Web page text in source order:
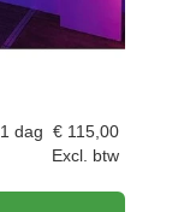
1 dag € 115,00
Excl. btw